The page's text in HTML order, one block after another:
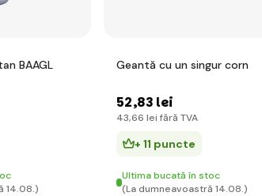
BAAGL
14.08.)
Geantă cu un singur corn
52,83 lei
43,66 lei fără TVA
+ 11 puncte
Ultima bucată în stoc
(La dumneavoastră 14.08.)